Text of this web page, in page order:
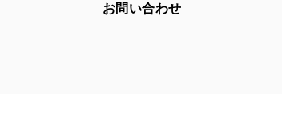
お問い合わせ